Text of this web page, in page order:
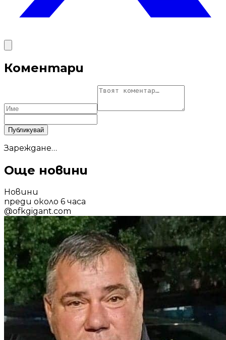
Коментари
Публикувай
Зареждане…
Още новини
Новини
преди около 6 часа
@ofkgigant.com